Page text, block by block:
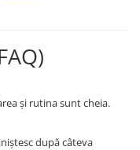
și rutina sunt cheia.
după câteva